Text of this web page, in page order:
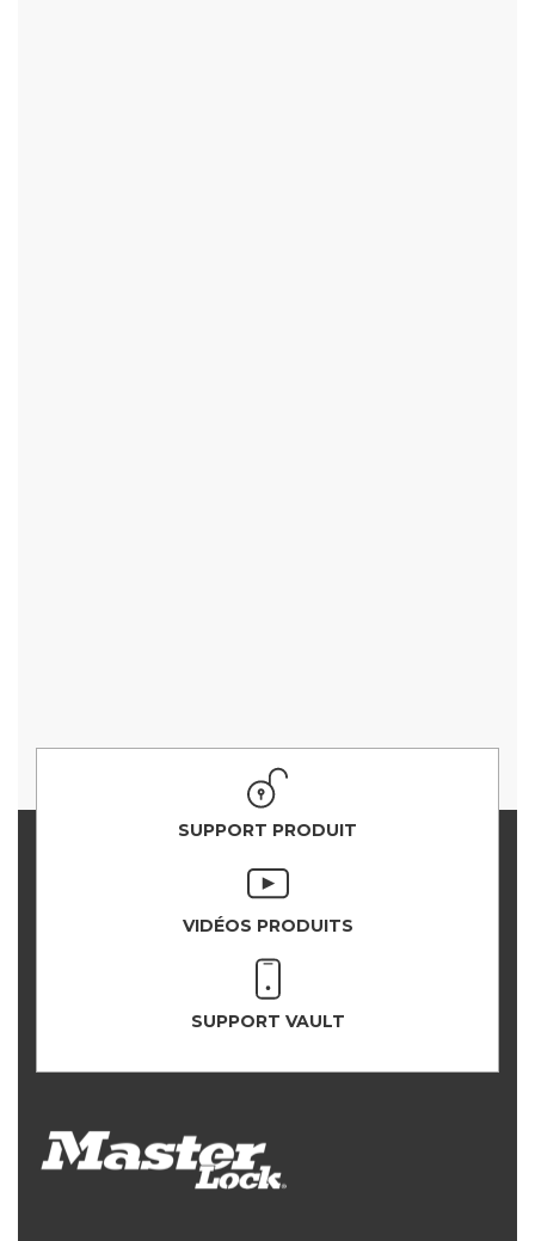
SUPPORT PRODUIT
VIDÉOS PRODUITS
SUPPORT VAULT